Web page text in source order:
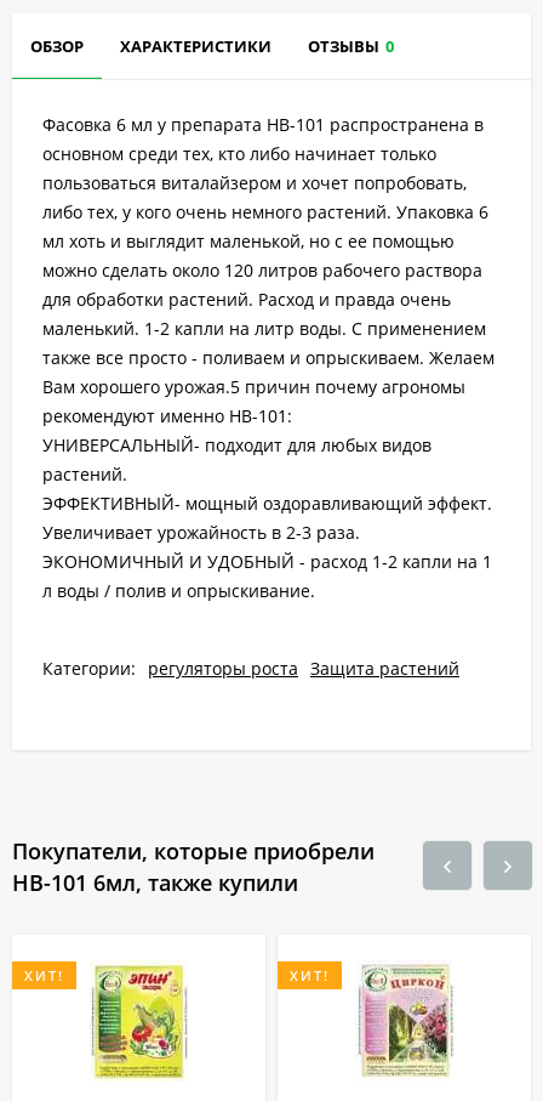
ОБЗОР ХАРАКТЕРИСТИКИ ОТЗЫВЫ 0
Фасовка 6 мл у препарата HB-101 распространена в
основном среди тех, кто либо начинает только
пользоваться виталайзером и хочет попробовать,
либо тех, у кого очень немного растений. Упаковка 6
мл хоть и выглядит маленькой, но с ее помощью
можно сделать около 120 литров рабочего раствора
для обработки растений. Расход и правда очень
маленький. 1-2 капли на литр воды. С применением
также все просто - поливаем и опрыскиваем. Желаем
Вам хорошего урожая.5 причин почему агрономы
рекомендуют именно НВ-101:
УНИВЕРСАЛЬНЫЙ- подходит для любых видов
растений.
ЭФФЕКТИВНЫЙ- мощный оздоравливающий эффект.
Увеличивает урожайность в 2-3 раза.
ЭКОНОМИЧНЫЙ И УДОБНЫЙ - расход 1-2 капли на 1
л воды / полив и опрыскивание.
Категории: регуляторы роста Защита растений
Покупатели, которые приобрели
НВ-101 6мл, также купили
ХИТ! ХИТ!